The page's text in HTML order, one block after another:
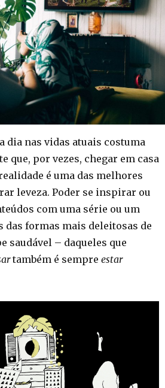
dia nas vidas atuais costuma
que, por vezes, chegar em casa
é uma das melhores
leveza. Poder se inspirar ou
com uma série ou um
das formas mais deleitosas de
saudável – daqueles que
também é sempre estar